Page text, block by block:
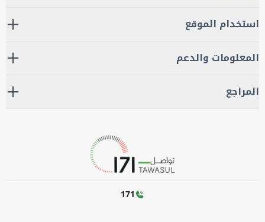
استخدام الموقع
المعلومات والدعم
المراجع
171